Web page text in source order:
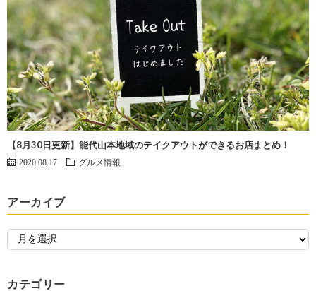
【8月30日更新】能代山本地域のテイクアウトができるお店まとめ！
2020.08.17 グルメ情報
アーカイブ
カテゴリー